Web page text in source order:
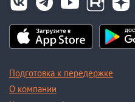
Подготовка к передержке
О компании